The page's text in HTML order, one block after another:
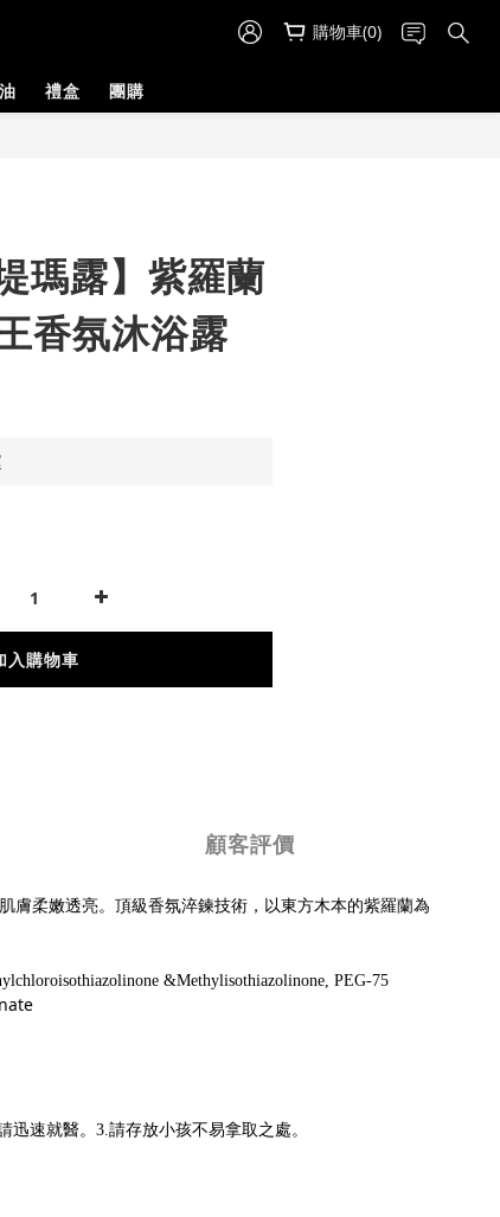
購物車(0)
禮盒 團購
瑪露】紫羅蘭
香氛沐浴露
入購物車
顧客評價
膚柔嫩透亮。頂級香氛淬鍊技術，以東方木本的紫羅蘭為
&Methylisothiazolinone, PEG-75
迅速就醫。 3.請存放小孩不易拿取之處。